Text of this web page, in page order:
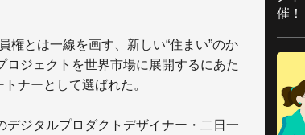
権とは一線を画す、新しい“住まい”のか
ジェクトを世界市場に展開するにあた
ナーとして選ばれた。
デジタルプロダクトデザイナー・二日一
催